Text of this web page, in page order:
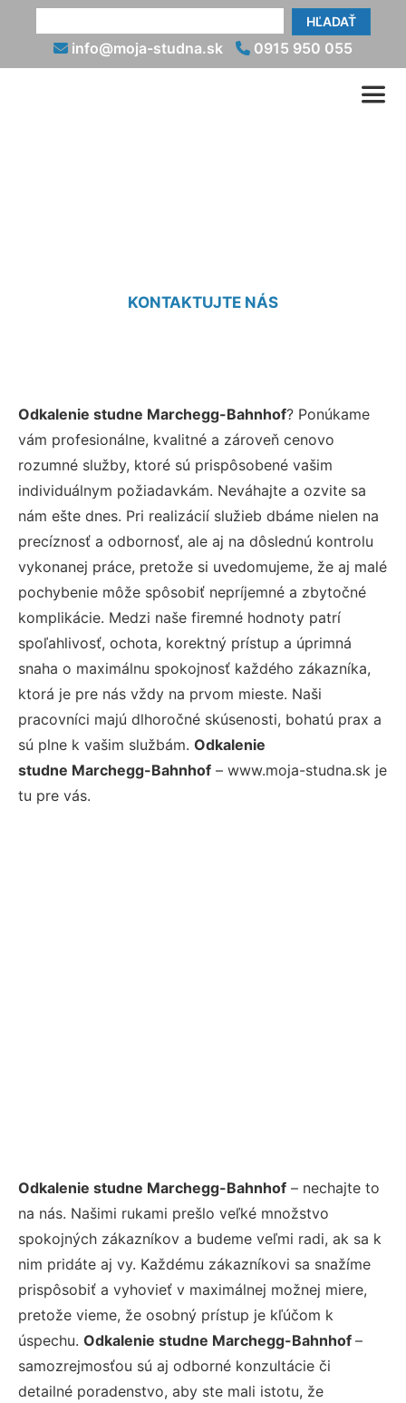
HĽADAŤ
info@moja-studna.sk 0915 950 055
KONTAKTUJTE NÁS
Odkalenie studne Marchegg-Bahnhof? Ponúkame
vám profesionálne, kvalitné a zároveň cenovo
rozumné služby, ktoré sú prispôsobené vašim
individuálnym požiadavkám. Neváhajte a ozvite sa
nám ešte dnes. Pri realizácií služieb dbáme nielen na
precíznosť a odbornosť, ale aj na dôslednú kontrolu
vykonanej práce, pretože si uvedomujeme, že aj malé
pochybenie môže spôsobiť nepríjemné a zbytočné
komplikácie. Medzi naše firemné hodnoty patrí
spoľahlivosť, ochota, korektný prístup a úprimná
snaha o maximálnu spokojnosť každého zákazníka,
ktorá je pre nás vždy na prvom mieste. Naši
pracovníci majú dlhoročné skúsenosti, bohatú prax a
sú plne k vašim službám. Odkalenie
studne Marchegg-Bahnhof – www.moja-studna.sk je
tu pre vás.
Odkalenie studne Marchegg-Bahnhof – nechajte to
na nás. Našimi rukami prešlo veľké množstvo
spokojných zákazníkov a budeme veľmi radi, ak sa k
nim pridáte aj vy. Každému zákazníkovi sa snažíme
prispôsobiť a vyhovieť v maximálnej možnej miere,
pretože vieme, že osobný prístup je kľúčom k
úspechu. Odkalenie studne Marchegg-Bahnhof –
samozrejmosťou sú aj odborné konzultácie či
detailné poradenstvo, aby ste mali istotu, že